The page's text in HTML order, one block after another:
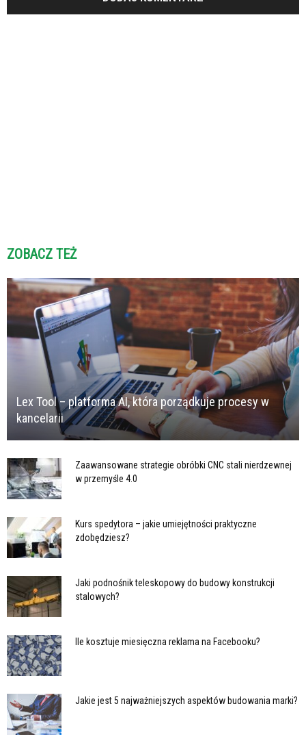
ZOBACZ TEŻ
Lex Tool – platforma AI, która porządkuje procesy w
kancelarii
Zaawansowane strategie obróbki CNC stali nierdzewnej
w przemyśle 4.0
Kurs spedytora – jakie umiejętności praktyczne
zdobędziesz?
Jaki podnośnik teleskopowy do budowy konstrukcji
stalowych?
Ile kosztuje miesięczna reklama na Facebooku?
Jakie jest 5 najważniejszych aspektów budowania marki?